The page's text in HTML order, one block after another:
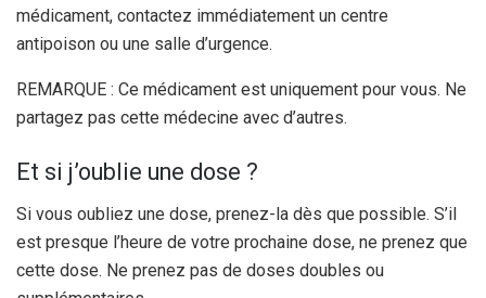
médicament, contactez immédiatement un centre
antipoison ou une salle d’urgence.
REMARQUE : Ce médicament est uniquement pour vous. Ne
partagez pas cette médecine avec d’autres.
Et si j’oublie une dose ?
Si vous oubliez une dose, prenez-la dès que possible. S’il
est presque l’heure de votre prochaine dose, ne prenez que
cette dose. Ne prenez pas de doses doubles ou